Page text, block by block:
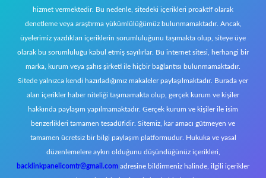
hizmet vermektedir. Bu nedenle, sitedeki içerikleri proaktif olarak
denetleme veya araştırma yükümlülüğümüz bulunmamaktadır. Ancak,
üyelerimiz yazdıkları içeriklerin sorumluluğunu taşımakta olup, siteye üye
olarak bu sorumluluğu kabul etmiş sayılırlar. Bu internet sitesi, herhangi bir
marka, kurum veya şahıs şirketi ile hiçbir bağlantısı bulunmamaktadır.
Sitede yalnızca kendi hazırladığımız makaleler paylaşılmaktadır. Burada yer
alan içerikler haber niteliği taşımamakta olup, gerçek kurum ve kişiler
hakkında paylaşım yapılmamaktadır. Gerçek kurum ve kişiler ile isim
benzerlikleri tamamen tesadüfidir. Sitemiz, kar amacı gütmeyen ve
tamamen ücretsiz bir bilgi paylaşım platformudur. Hukuka ve yasal
düzenlemelere aykırı olduğunu düşündüğünüz içerikleri,
backlinkpanelicomtr@gmail.com adresine bildirmeniz halinde, ilgili içerikler